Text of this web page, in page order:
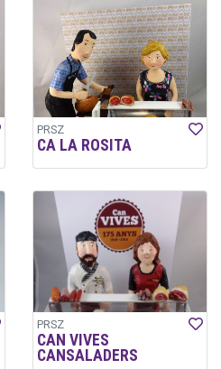
PRSZ
CA LA ROSITA
PRSZ
CAN VIVES
CANSALADERS